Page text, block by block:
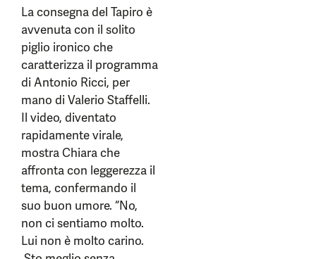
La consegna del Tapiro è
avvenuta con il solito
piglio ironico che
caratterizza il programma
di Antonio Ricci, per
mano di Valerio Staffelli.
Il video, diventato
rapidamente virale,
mostra Chiara che
affronta con leggerezza il
tema, confermando il
suo buon umore. “No,
non ci sentiamo molto.
Lui non è molto carino.